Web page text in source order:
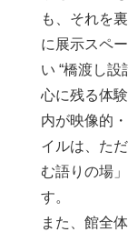
も、それを
に展示スペ
い “橋渡し設
心に残る体
内が映像的
イルは、た
む語りの場
す。
また、館全